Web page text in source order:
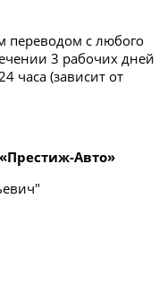
переводом с любого
3 рабочих дней
часа (зависит от
Авто»